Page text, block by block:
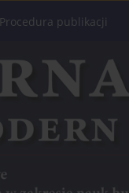
Procedura publikacji